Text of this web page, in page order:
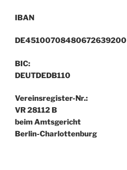
IBAN
DE45100708480672639200
BIC:
DEUTDEDB110
Vereinsregister-Nr.:
VR 28112 B
beim Amtsgericht
Berlin-Charlottenburg